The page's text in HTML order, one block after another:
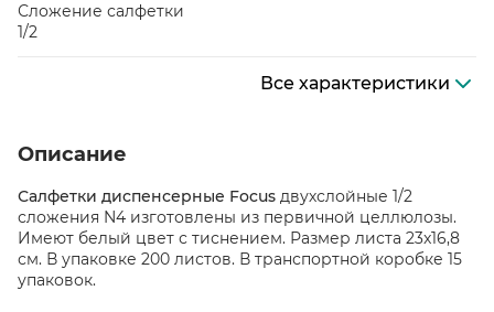
Сложение салфетки
1/2
Все характеристики
Описание
Салфетки диспенсерные Focus двухслойные 1/2
сложения N4 изготовлены из первичной целлюлозы.
Имеют белый цвет с тиснением. Размер листа 23x16,8
см. В упаковке 200 листов. В транспортной коробке 15
упаковок.